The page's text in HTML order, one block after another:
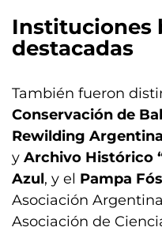
Instituciones
destacadas
También fueron
Conservación de
Rewilding Argentina
y Archivo Histórico
Azul, y el Pampa
Asociación
Asociación de